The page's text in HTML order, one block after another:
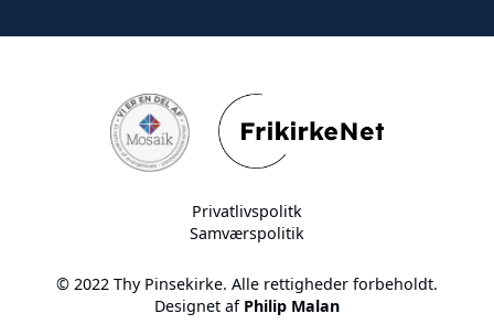
© 2022 Thy Pinsekirke. Alle rettigheder forbeholdt.
Designet af Philip Malan
Privatlivspolitk
Samværspolitik